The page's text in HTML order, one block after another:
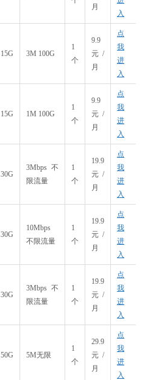
月
入
15G 3M 100G
1
个
9.9
元/
月
点
我
进
入
15G 1M 100G
1
个
9.9
元/
月
点
我
进
入
30G
3Mbps 不
限流量
1
个
19.9
元/
月
点
我
进
入
30G
10Mbps
不限流量
1
个
19.9
元/
月
点
我
进
入
30G
3Mbps 不
限流量
1
个
19.9
元/
月
点
我
进
入
50G 5M无限
1
个
29.9
元/
月
点
我
进
入